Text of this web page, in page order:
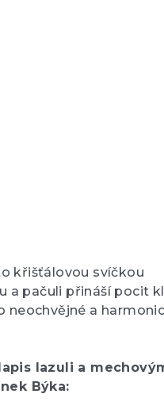
křišťálovou svíčkou
a pačuli přináší pocit
neochvějné a
lazuli a
Býka: